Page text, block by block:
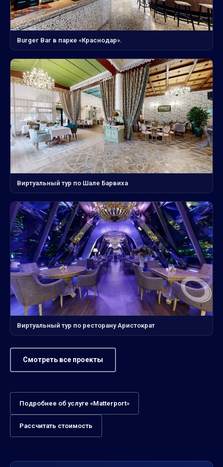
Burger Bar в парке «Краснодар».
Виртуальный тур по Шале Барвиха
Виртуальный тур по ресторану Аристократ
Смотреть все проекты
Подробнее об услуге «Matterport»
Рассчитать стоимость